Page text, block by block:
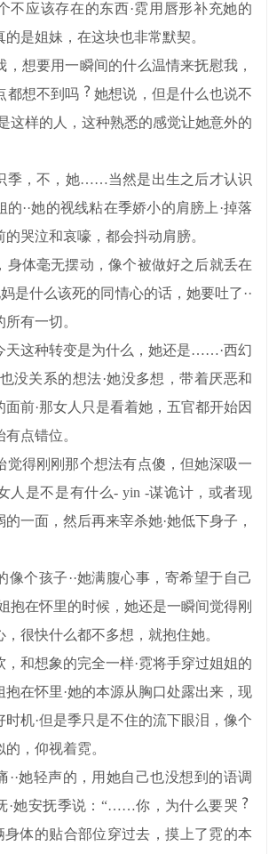
不应该存在的东西·霓用唇形补充她的
是姐妹，在这块也非常默契。
，想要用一瞬间的什么温情来抚慰我，
都想不到吗
她想说，但是什么也说不
这样的人，这种熟悉的感觉让她意外的
季，不，她……当然是出生之后才认识
的··她的视线粘在季娇小的肩膀上·掉落
哭泣和哀嚎，都会抖动肩膀。
身体毫无摆动，像个被做好之后就丢在
是什么该死的同情心的话，她要吐了··
有一切。
天这种转变是为什么，她还是……·西幻
没关系的想法·她没多想，带着厌恶和
前·那女人只是看着她，五官都开始因
点错位。
觉得刚刚那个想法有点傻，但她深吸一
人是不是有什么- yin -谋诡计，或者现
一面，然后再来宰杀她·她低下身子，
像个孩子··她满腹心事，寄希望于自己
抱在怀里的时候，她还是一瞬间觉得刚
很快什么都不多想，就抱住她。
和想象的完全一样·霓将手穿过姐姐的
抱在怀里·她的本源从胸口处露出来，现
机·但是季只是不住的流下眼泪，像个
，仰视着霓。
··她轻声的，用她自己也没想到的语调
她安抚季说：“……你，为什么要哭
身体的贴合部位穿过去，摸上了霓的本